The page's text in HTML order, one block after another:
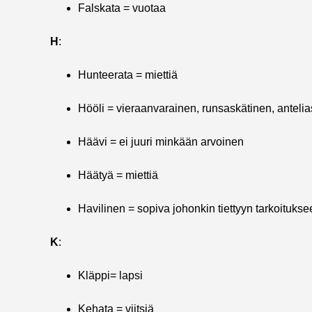
Falskata = vuotaa
H :
Hunteerata = miettiä
Hööli = vieraanvarainen, runsaskätinen,
Häävi = ei juuri minkään arvoinen
Häätyä = miettiä
Havilinen = sopiva johonkin tiettyyn
K:
Kläppi= lapsi
Kehata = viitsiä